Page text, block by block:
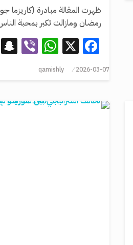
ظهرت المقالة مبادرة
رمضان ومازالت تكبر بمحبة
Facebook
X
2026-03-07
qamishly